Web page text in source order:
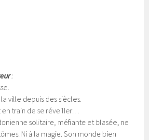
:
ville depuis des siècles.
en train de se réveiller…
solitaire, méfiante et blasée, ne
Ni à la magie. Son monde bien